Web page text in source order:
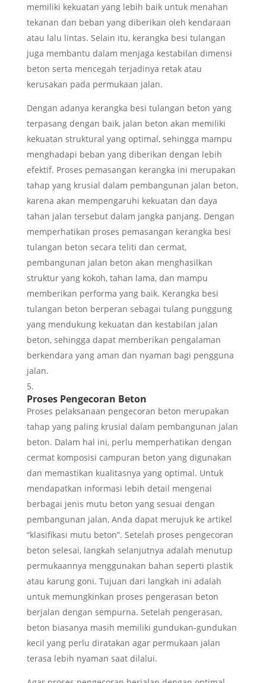
memiliki kekuatan yang lebih baik untuk menahan
tekanan dan beban yang diberikan oleh kendaraan
atau lalu lintas. Selain itu, kerangka besi tulangan
juga membantu dalam menjaga kestabilan dimensi
beton serta mencegah terjadinya retak atau
kerusakan pada permukaan jalan.
Dengan adanya kerangka besi tulangan beton yang
terpasang dengan baik, jalan beton akan memiliki
kekuatan struktural yang optimal, sehingga mampu
menghadapi beban yang diberikan dengan lebih
efektif. Proses pemasangan kerangka ini merupakan
tahap yang krusial dalam pembangunan jalan beton,
karena akan mempengaruhi kekuatan dan daya
tahan jalan tersebut dalam jangka panjang. Dengan
memperhatikan proses pemasangan kerangka besi
tulangan beton secara teliti dan cermat,
pembangunan jalan beton akan menghasilkan
struktur yang kokoh, tahan lama, dan mampu
memberikan performa yang baik. Kerangka besi
tulangan beton berperan sebagai tulang punggung
yang mendukung kekuatan dan kestabilan jalan
beton, sehingga dapat memberikan pengalaman
berkendara yang aman dan nyaman bagi pengguna
jalan.
Proses Pengecoran Beton
Proses pelaksanaan pengecoran beton merupakan
tahap yang paling krusial dalam pembangunan jalan
beton. Dalam hal ini, perlu memperhatikan dengan
cermat komposisi campuran beton yang digunakan
dan memastikan kualitasnya yang optimal. Untuk
mendapatkan informasi lebih detail mengenai
berbagai jenis mutu beton yang sesuai dengan
pembangunan jalan, Anda dapat merujuk ke artikel
“klasifikasi mutu beton”. Setelah proses pengecoran
beton selesai, langkah selanjutnya adalah menutup
permukaannya menggunakan bahan seperti plastik
atau karung goni. Tujuan dari langkah ini adalah
untuk memungkinkan proses pengerasan beton
berjalan dengan sempurna. Setelah pengerasan,
beton biasanya masih memiliki gundukan-gundukan
kecil yang perlu diratakan agar permukaan jalan
terasa lebih nyaman saat dilalui.